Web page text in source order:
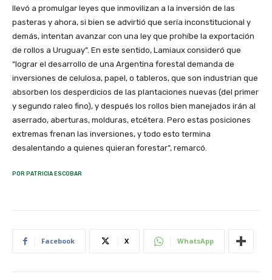
llevó a promulgar leyes que inmovilizan a la inversión de las
pasteras y ahora, si bien se advirtió que sería inconstitucional y
demás, intentan avanzar con una ley que prohíbe la exportación
de rollos a Uruguay”. En este sentido, Lamiaux consideró que
“lograr el desarrollo de una Argentina forestal demanda de
inversiones de celulosa, papel, o tableros, que son industrian que
absorben los desperdicios de las plantaciones nuevas (del primer
y segundo raleo fino), y después los rollos bien manejados irán al
aserrado, aberturas, molduras, etcétera. Pero estas posiciones
extremas frenan las inversiones, y todo esto termina
desalentando a quienes quieran forestar”, remarcó.
POR PATRICIA ESCOBAR
Facebook X WhatsApp